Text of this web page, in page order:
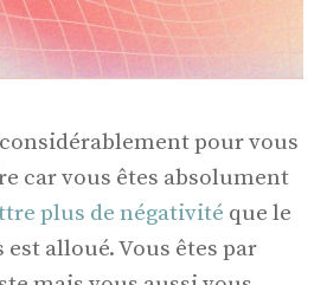
pour vous
car vous êtes absolument
plus de négativité que le
alloué. Vous êtes par